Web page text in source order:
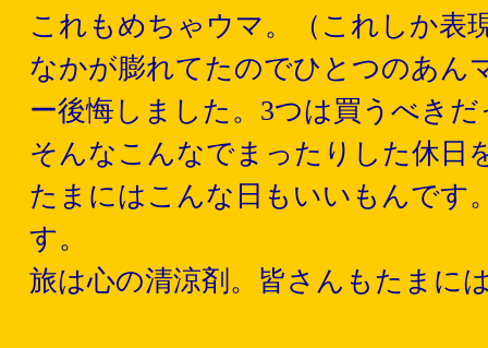
これもめちゃウマ。（これしか表
なかが膨れてたのでひとつのあん
ー後悔しました。3つは買うべき
そんなこんなでまったりした休日
たまにはこんな日もいいもんです
す。
旅は心の清涼剤。皆さんもたまに